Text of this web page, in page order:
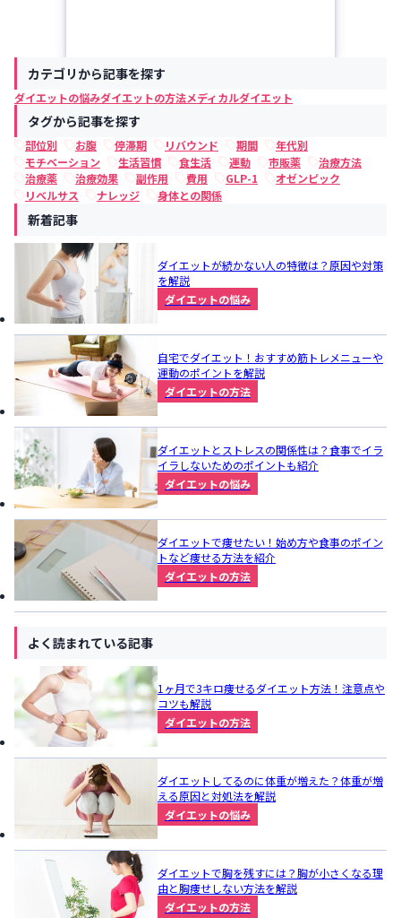
カテゴリから記事を探す
ダイエットの悩みダイエットの方法メディカルダイエット
タグから記事を探す
部位別 お腹 停滞期 リバウンド 期間
年代別
モチベーション
生活習慣 食生活 運動 市販薬
治療方法
治療薬
治療効果 副作用 費用 GLP-1
オゼンピック
リベルサス
ナレッジ 身体との関係
新着記事
ダイエットが続かない人の特徴は？原因や対策
を解説
ダイエットの悩み
自宅でダイエット！おすすめ筋トレメニューや
運動のポイントを解説
ダイエットの方法
ダイエットとストレスの関係性は？食事でイラ
イラしないためのポイントも紹介
ダイエットの悩み
ダイエットで痩せたい！始め方や食事のポイン
トなど痩せる方法を紹介
ダイエットの方法
よく読まれている記事
1ヶ月で3キロ痩せるダイエット方法！注意点や
コツも解説
ダイエットの方法
ダイエットしてるのに体重が増えた？体重が増
える原因と対処法を解説
ダイエットの悩み
ダイエットで胸を残すには？胸が小さくなる理
由と胸痩せしない方法を解説
ダイエットの方法